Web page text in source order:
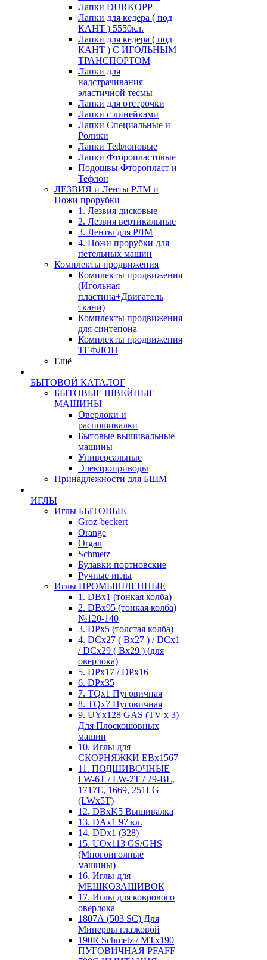
Лапки DURKOPP
Лапки для кедера ( под
КАНТ ) 5550кл.
Лапки для кедера ( под
КАНТ ) С ИГОЛЬНЫМ
ТРАНСПОРТОМ
Лапки для
надстрачивания
эластичной тесмы
Лапки для отстрочки
Лапки с линейками
Лапки Специальные и
Ролики
Лапки Тефлоновые
Лапки Фторопластовые
Подошвы Фторопласт и
Тефлон
ЛЕЗВИЯ и Ленты РЛМ и
Ножи прорубки
1. Лезвия дисковые
2. Лезвия вертикальные
3. Ленты для РЛМ
4. Ножи прорубки для
петельных машин
Комплекты продвижения
Комплекты продвижения
(Игольная
пластина+Двигатель
ткани)
Комплекты продвижения
для синтепона
Комплекты продвижения
ТЕФЛОН
Ещё
БЫТОВОЙ КАТАЛОГ
БЫТОВЫЕ ШВЕЙНЫЕ
МАШИНЫ
Оверлоки и
распошивалки
Бытовые вышивальные
машины
Универсальные
Электроприводы
Принадлежности для БШМ
ИГЛЫ
Иглы БЫТОВЫЕ
Groz-beckert
Orange
Organ
Schmetz
Булавки портновские
Ручные иглы
Иглы ПРОМЫШЛЕННЫЕ
1. DBx1 (тонкая колба)
2. DBx95 (тонкая колба)
№120-140
3. DPx5 (толстая колба)
4. DCx27 ( Bx27 ) / DCx1
/ DCx29 ( Bx29 ) (для
оверлока)
5. DPx17 / DPx16
6. DPx35
7. TQx1 Пуговичная
8. TQx7 Пуговичная
9. UYx128 GAS (TV x 3)
Для Плоскошовных
машин
10. Иглы для
СКОРНЯЖКИ EBx1567
11. ПОДШИВОЧНЫЕ
LW-6T / LW-2T / 29-BL,
1717E, 1669, 251LG
(LWx5T)
12. DBxK5 Вышивалка
13. DAx1 97 кл.
14. DDx1 (328)
15. UOx113 GS/GHS
(Многоиголные
машины)
16. Иглы для
МЕШКОЗАШИВОК
17. Иглы для коврового
оверлока
1807А (503 SC) Для
Минервы глазковой
190R Schmetz / MTx190
ПУГОВИЧНАЯ PFAFF